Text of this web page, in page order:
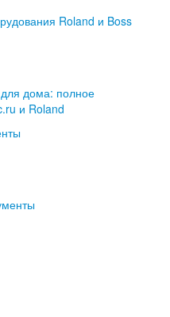
Roland и Boss
дома: полное
и Roland